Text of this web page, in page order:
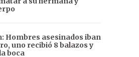
Hombres asesinados iban
uno recibió 8 balazos y
boca